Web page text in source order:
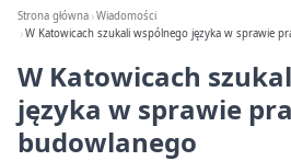
Strona główna Wiadomości
W Katowicach szukali wspólnego języka w sprawie
W Katowicach
języka w sprawie
budowlanego